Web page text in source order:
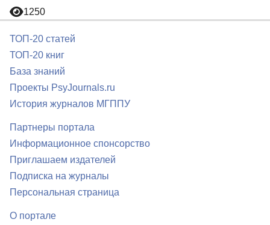
1250
ТОП-20 статей
ТОП-20 книг
База знаний
Проекты PsyJournals.ru
История журналов МГППУ
Партнеры портала
Информационное спонсорство
Приглашаем издателей
Подписка на журналы
Персональная страница
О портале